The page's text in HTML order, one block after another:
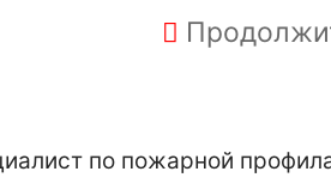
по пожарной